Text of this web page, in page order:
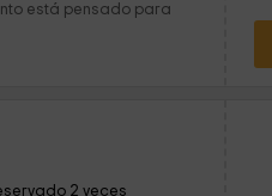
está pensado para
2 veces